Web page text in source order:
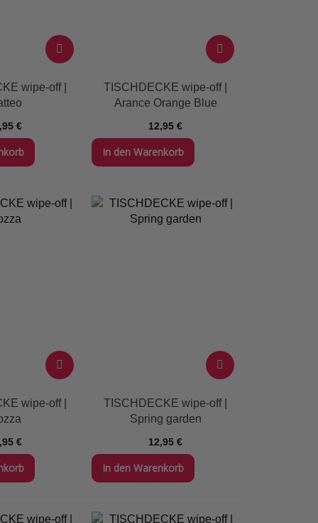
wipe-off |
€
TISCHDECKE wipe-off |
Arance Orange Blue
12,95 €
In den Warenkorb
wipe-off |
€
TISCHDECKE wipe-off |
Spring garden
12,95 €
In den Warenkorb